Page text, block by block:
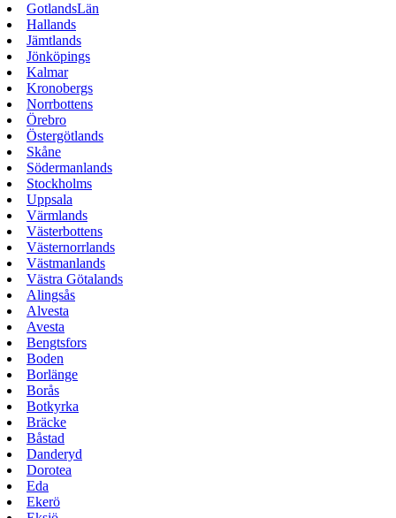
GotlandsLän
Hallands
Jämtlands
Jönköpings
Kalmar
Kronobergs
Norrbottens
Örebro
Östergötlands
Skåne
Södermanlands
Stockholms
Uppsala
Värmlands
Västerbottens
Västernorrlands
Västmanlands
Västra Götalands
Alingsås
Alvesta
Avesta
Bengtsfors
Boden
Borlänge
Borås
Botkyrka
Bräcke
Båstad
Danderyd
Dorotea
Eda
Ekerö